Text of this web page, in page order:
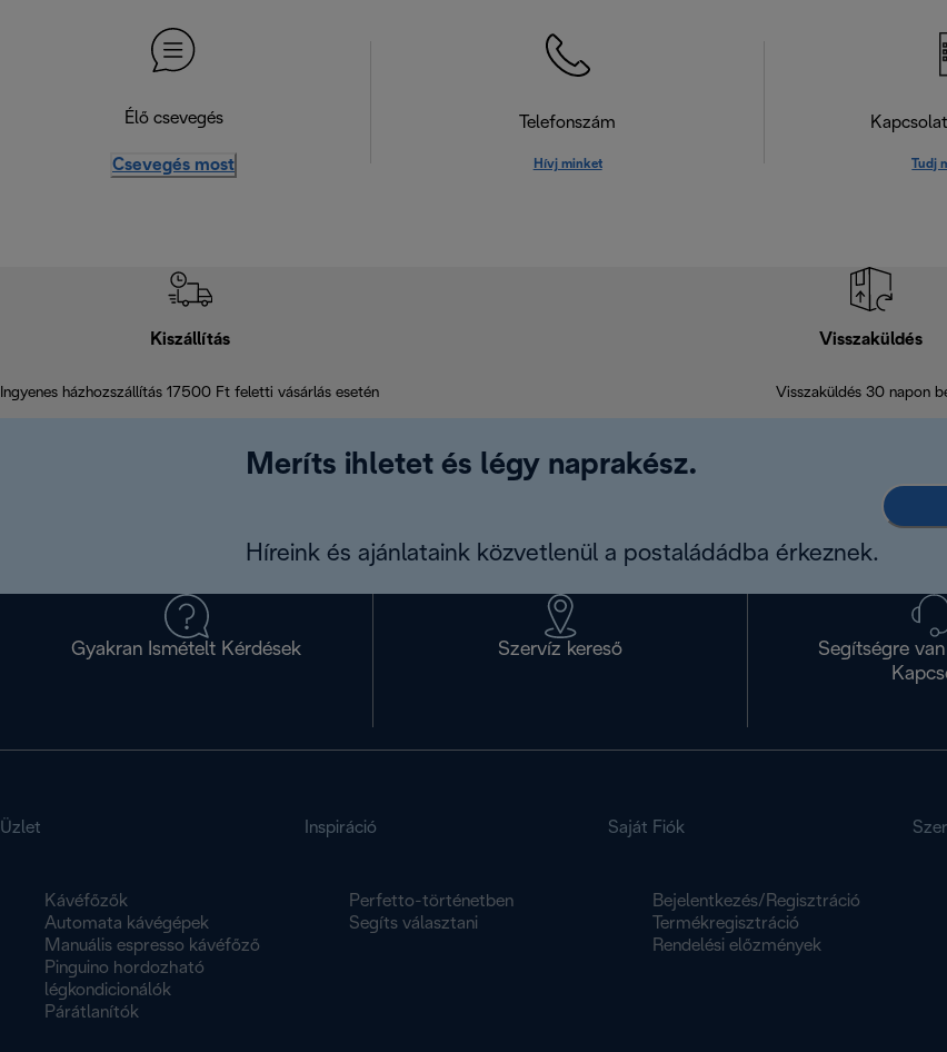
Élő csevegés
Csevegés most
Telefonszám
Hívj minket Tudj
Kiszállítás
Ingyenes házhozszállítás 17500 Ft feletti vásárlás esetén
Visszaküldés
Visszaküldés 30 napon
Meríts ihletet és légy naprakész.
Híreink és ajánlataink közvetlenül a postaládádba érkeznek.
Gyakran Ismételt Kérdések Szervíz kereső
Segítségre
Üzlet
Kávéfőzők
Automata kávégépek
Manuális espresso kávéfőző
Pinguino hordozható
légkondicionálók
Párátlanítók
Inspiráció
Perfetto-történetben
Segíts választani
Saját Fiók
Bejelentkezés/Regisztráció
Termékregisztráció
Rendelési előzmények